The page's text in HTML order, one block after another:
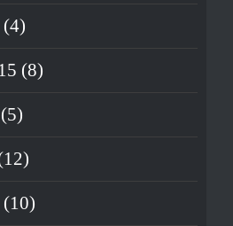
(8)